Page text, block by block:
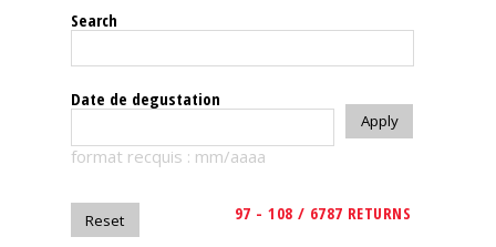
Tasting
reviews
The
magazine
Search
Date de degustation
format recquis : mm/aaaa
97 - 108 / 6787 RETURNS